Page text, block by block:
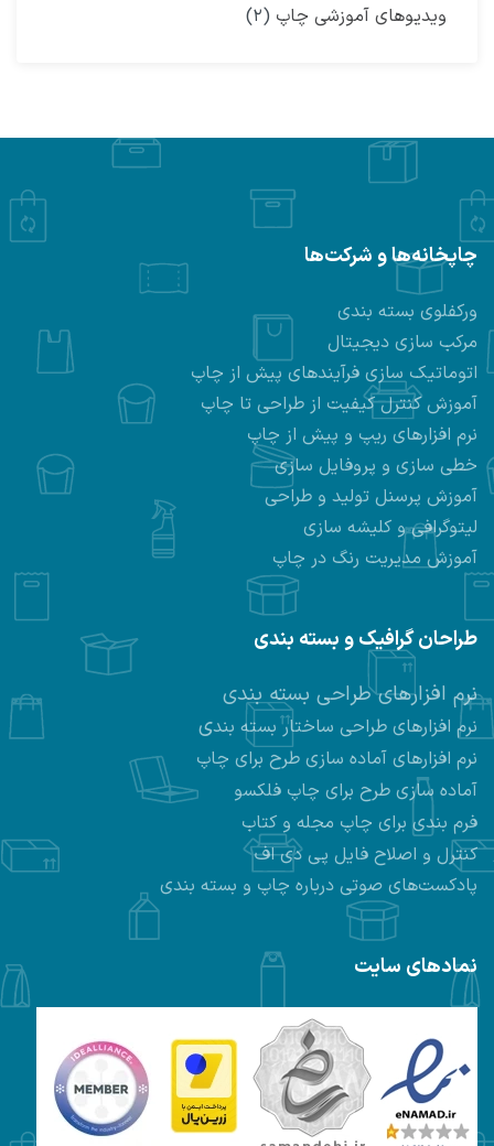
ویدیوهای آموزشی چاپ (۲)
چاپخانه‌ها و شرکت‌ها
ورکفلوی بسته بندی
مرکب سازی دیجیتال
اتوماتیک سازی فرآیندهای پیش از چاپ
آموزش کنترل کیفیت از طراحی تا چاپ
نرم افزارهای ریپ و پیش از چاپ
خطی سازی و پروفایل سازی
آموزش پرسنل تولید و طراحی
لیتوگرافی و کلیشه سازی
آموزش مدیریت رنگ در چاپ
طراحان گرافیک و بسته بندی
نرم افزارهای طراحی بسته بندی
نرم افزارهای طراحی ساختار بسته بندی
نرم افزارهای آماده سازی طرح برای چاپ
آماده سازی طرح برای چاپ فلکسو
فرم بندی برای چاپ مجله و کتاب
کنترل و اصلاح فایل پی دی اف
پادکست‌های صوتی درباره چاپ و بسته بندی
نمادهای سایت